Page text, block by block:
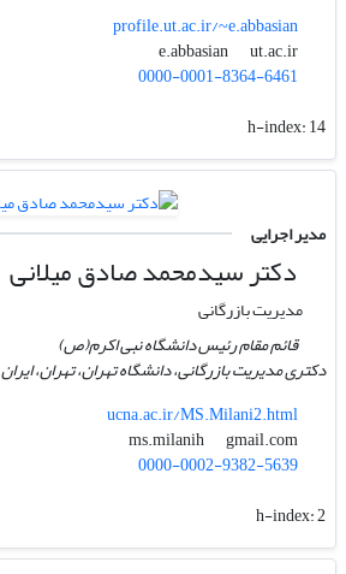
profile.ut.ac.ir/~e.abbasian
e.abbasian
ut.ac.ir
0000-0001-8364-6461
h-index:14
مدیر اجرایی
دکتر سیدمحمد صادق میلانی
مدیریت بازرگانی
قائم مقام رئیس دانشگاه نبی اکرم(ص)
دکتری مدیریت بازرگانی، دانشگاه تهران، تهران، ایران
ucna.ac.ir/MS.Milani2.html
ms.milanih
gmail.com
0000-0002-9382-5639
h-index:2